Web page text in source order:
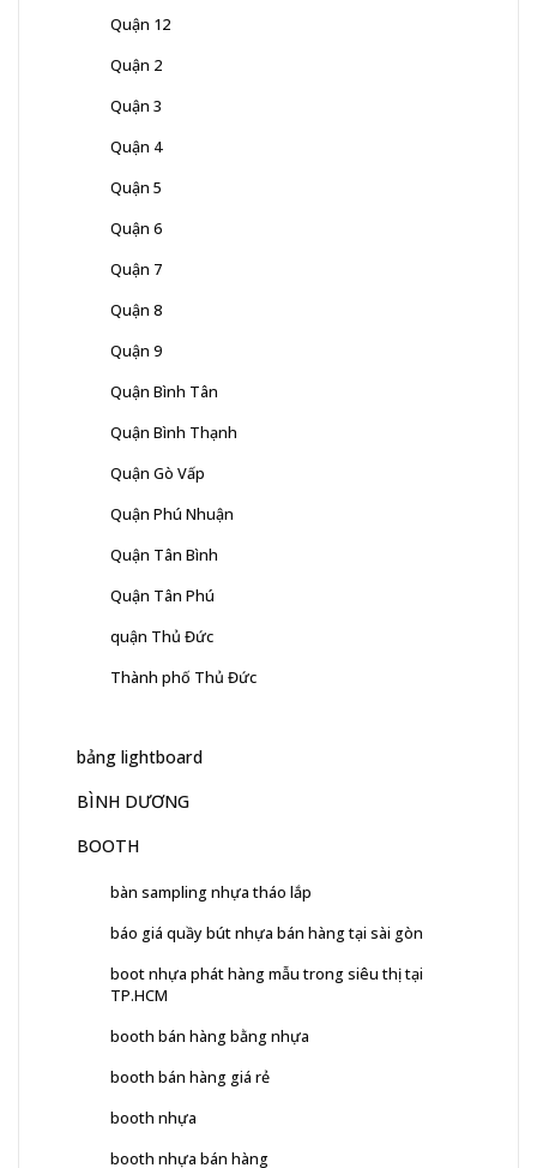
Quận 12
Quận 2
Quận 3
Quận 4
Quận 5
Quận 6
Quận 7
Quận 8
Quận 9
Quận Bình Tân
Quận Bình Thạnh
Quận Gò Vấp
Quận Phú Nhuận
Quận Tân Bình
Quận Tân Phú
quận Thủ Đức
Thành phố Thủ Đức
bảng lightboard
BÌNH DƯƠNG
BOOTH
bàn sampling nhựa tháo lắp
báo giá quầy bút nhựa bán hàng tại sài gòn
boot nhựa phát hàng mẫu trong siêu thị tại
TP.HCM
booth bán hàng bằng nhựa
booth bán hàng giá rẻ
booth nhựa
booth nhựa bán hàng